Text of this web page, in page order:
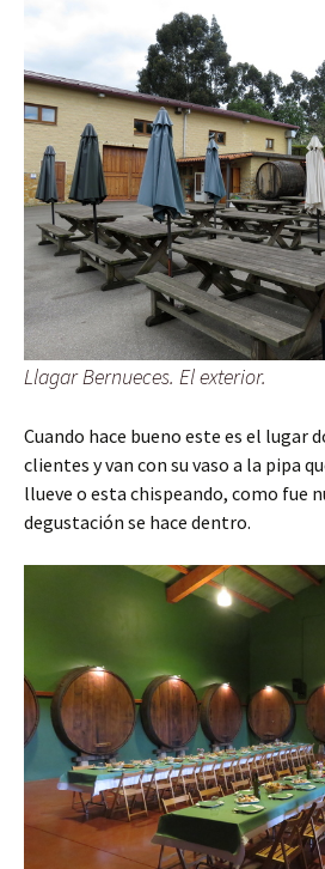
Llagar Bernueces. El exterior.
Cuando hace bueno este es el lugar
clientes y van con su vaso a la pipa
llueve o esta chispeando, como fue
degustación se hace dentro.